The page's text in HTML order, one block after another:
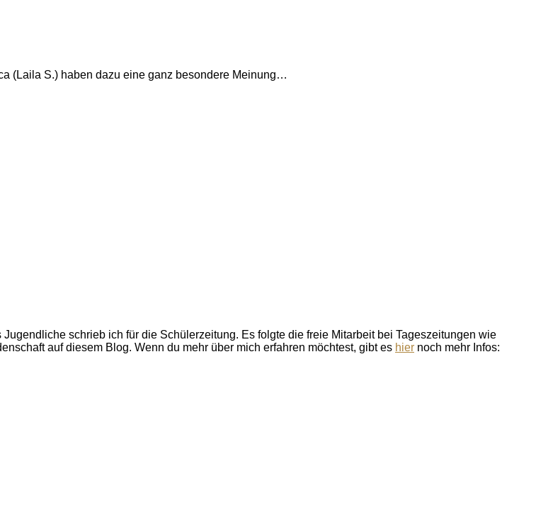
(Laila S.) haben dazu eine ganz besondere Meinung…
schrieb ich für die Schülerzeitung. Es folgte die freie Mitarbeit bei Tageszeitungen wie
auf diesem Blog. Wenn du mehr über mich erfahren möchtest, gibt es hier noch mehr Infos: